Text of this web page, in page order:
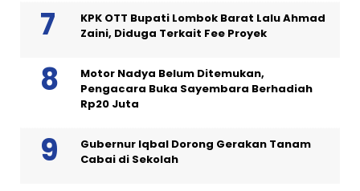
KPK OTT Bupati Lombok Barat Lalu Ahmad
Zaini, Diduga Terkait Fee Proyek
Motor Nadya Belum Ditemukan,
Pengacara Buka Sayembara Berhadiah
Rp20 Juta
Gubernur Iqbal Dorong Gerakan Tanam
Cabai di Sekolah